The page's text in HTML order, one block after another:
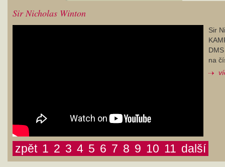
Sir Nicholas Winton
Sir
na
zpět 1 2 3 4 5 6 7 8 9 10 11 další